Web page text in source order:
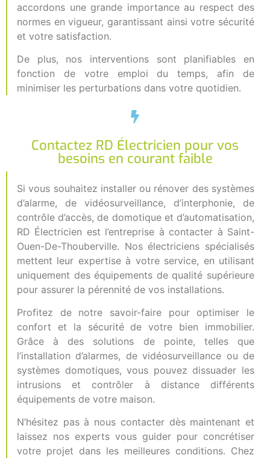
accordons une grande importance au respect des
normes en vigueur, garantissant ainsi votre sécurité
et votre satisfaction.
De plus, nos interventions sont planifiables en
fonction de votre emploi du temps, afin de
minimiser les perturbations dans votre quotidien.
Contactez RD Électricien pour vos
besoins en courant faible
Si vous souhaitez installer ou rénover des systèmes
d’alarme, de vidéosurveillance, d’interphonie, de
contrôle d’accès, de domotique et d’automatisation,
RD Électricien est l’entreprise à contacter à Saint-
Ouen-De-Thouberville. Nos électriciens spécialisés
mettent leur expertise à votre service, en utilisant
uniquement des équipements de qualité supérieure
pour assurer la pérennité de vos installations.
Profitez de notre savoir-faire pour optimiser le
confort et la sécurité de votre bien immobilier.
Grâce à des solutions de pointe, telles que
l’installation d’alarmes, de vidéosurveillance ou de
systèmes domotiques, vous pouvez dissuader les
intrusions et contrôler à distance différents
équipements de votre maison.
N’hésitez pas à nous contacter dès maintenant et
laissez nos experts vous guider pour concrétiser
votre projet dans les meilleures conditions. Chez